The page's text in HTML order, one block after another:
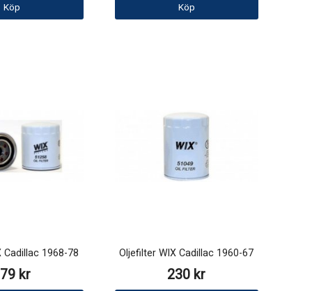
Köp Köp
Cadillac 1968-78
kr
Oljefilter WIX Cadillac 1960-67
230 kr